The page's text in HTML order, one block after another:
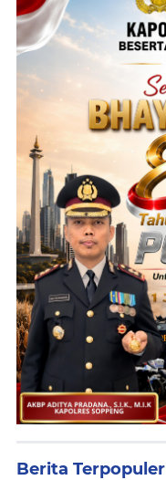
Berita Terpopuler